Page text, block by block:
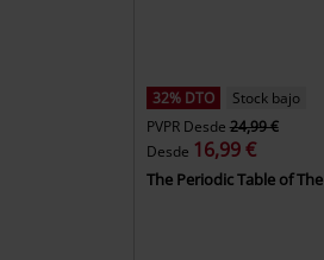
32% DTO
Stock bajo
PVPR Desde 24,99 €
Desde 16,99 €
The Periodic Table of